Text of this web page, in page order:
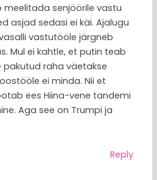
meelitada senjöörile vastu
asjad sedasi ei käi. Ajalugu
vastutööle järgneb
Mul ei kahtle, et putin teab
pakutud raha väetakse
ei minda. Nii et
ees Hiina-vene tandemi
Aga see on Trumpi ja
Reply